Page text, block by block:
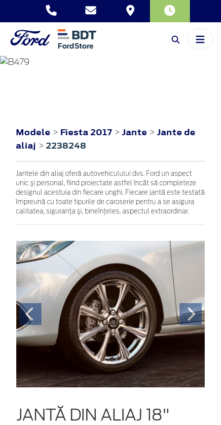
Modele > Fiesta 2017 > Jante > Jante de
aliaj > 2238248
Jantele din aliaj oferă autovehiculului dvs. Ford un aspect
unic şi personal, fiind proiectate astfel încât să completeze
designul acestuia din fiecare unghi. Fiecare jantă este testată
împreună cu toate tipurile de caroserie pentru a se asigura
calitatea, siguranţa şi, bineînţeles, aspectul extraordinar.
JANTĂ DIN ALIAJ 18"